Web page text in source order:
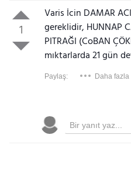
1
Varis İcin DAMAR
gereklidir, HUNNAP
PITRAĞI (CoBAN
mıktarlarda 21 gün
Paylaş: Daha fazla